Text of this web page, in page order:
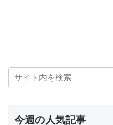
今週の人気記事